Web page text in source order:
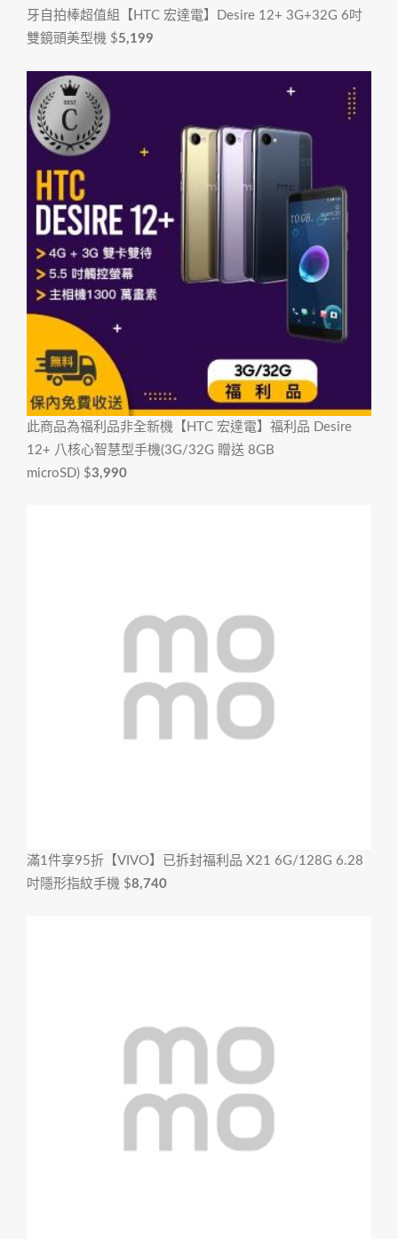
牙自拍棒超值組【HTC 宏達電】Desire 12+ 3G+32G 6吋
雙鏡頭美型機 $5,199
此商品為福利品非全新機 【HTC 宏達電】福利品 Desire
12+ 八核心智慧型手機(3G/32G 贈送 8GB
microSD) $3,990
滿1件享95折 【VIVO】已拆封福利品 X21 6G/128G 6.28
吋隱形指紋手機 $8,740